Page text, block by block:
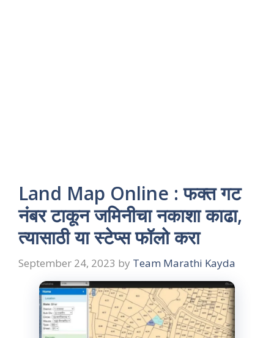
Land Map Online : फक्त गट
नंबर टाकून जमिनीचा नकाशा काढा,
त्यासाठी या स्टेप्स फॉलो करा
September 24, 2023 by Team Marathi Kayda